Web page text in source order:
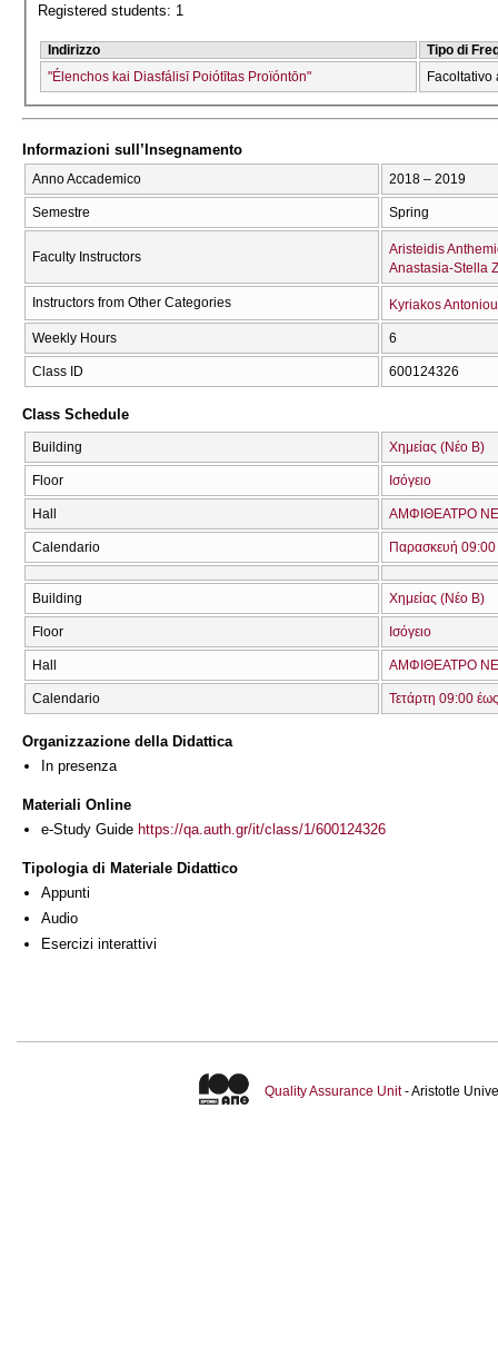
Registered students: 1
Indirizzo
Tipo di
"Élenchos kai Diasfálisī Poiótītas Proïóntōn"
Facoltativo
Informazioni sull’Insegnamento
Anno Accademico 2018 – 2019
Semestre Spring
Faculty Instructors
Aristeidis
Anastasia-Stella
Instructors from Other Categories Kyriakos Antoniou
Weekly Hours 6
Class ID 600124326
Class Schedule
Building Χημείας (Νέο Β)
Floor Ισόγειο
Hall ΑΜΦΙΘΕΑΤΡΟ
Calendario Παρασκευή
Building Χημείας (Νέο Β)
Floor Ισόγειο
Hall ΑΜΦΙΘΕΑΤΡΟ
Calendario Τετάρτη 09:00
Organizzazione della Didattica
In presenza
Materiali Online
e-Study Guide https://qa.auth.gr/it/class/1/600124326
Tipologia di Materiale Didattico
Appunti
Audio
Esercizi interattivi
Quality Assurance Unit- Aristotle